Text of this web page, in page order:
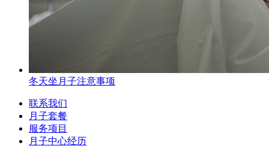
冬天坐月子注意事项
联系我们
月子套餐
服务项目
月子中心经历